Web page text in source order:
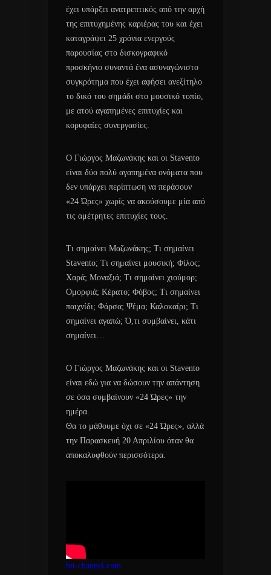
έχει υπάρξει ανατρεπτικός από την αρχή
της επιτυχημένης καριέρας του και έχει
καταγράψει 25 χρόνια ενεργούς
παρουσίας στο δισκογραφικό
προσκήνιο συναντά ένα ασυναγώνιστο
συγκρότημα που έχει αφήσει ανεξίτηλο
το δικό του σημάδι στο μουσικό τοπίο,
με ατού αγαπημένες επιτυχίες και
κορυφαίες συνεργασίες.
Ο Γιώργος Μαζωνάκης και οι Stavento
είναι δύο πολύ αγαπημένα ονόματα που
δεν υπάρχει περίπτωση να περάσουν
«24 Ώρες» χωρίς να ακούσουμε μία από
τις αμέτρητες επιτυχίες τους.
Τι σημαίνει Μαζωνάκης; Τι σημαίνει
Stavento; Τι σημαίνει μουσική; Φίλος;
Χαρά; Μοναξιά; Τι σημαίνει χιούμορ;
Ομορφιά; Κέρατο; Φόβος; Τι σημαίνει
παιχνίδι; Φάρσα; Ψέμα; Καλοκαίρι; Τι
σημαίνει αγαπώ; Ό,τι συμβαίνει, κάτι
σημαίνει…
Ο Γιώργος Μαζωνάκης και οι Stavento
είναι εδώ για να δώσουν την απάντηση
σε όσα συμβαίνουν «24 Ώρες» την
ημέρα.
Θα το μάθουμε όχι σε «24 Ώρες», αλλά
την Παρασκευή 20 Απριλίου όταν θα
αποκαλυφθούν περισσότερα.
hit-channel.com